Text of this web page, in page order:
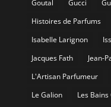
Goutal
Gucci
Histoires de Parfums
Isabelle Larignon
Jacques Fath
Jean-
L'Artisan Parfumeur
Le Galion
Les